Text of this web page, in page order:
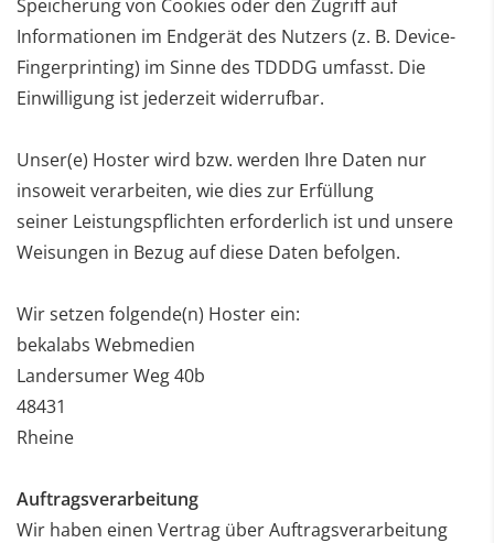
Speicherungvon Cookies oder den Zugriff auf
Informationen im Endgerät des Nutzers (z. B. Device-
Fingerprinting) im Sinne des TDDDG umfasst. Die
Einwilligung ist jederzeit widerrufbar.
Unser(e) Hoster wird bzw. werden Ihre Daten nur
insoweit verarbeiten, wie dies zur Erfüllung
seiner Leistungspflichten erforderlich ist und unsere
Weisungen in Bezug auf diese Daten befolgen.
Wir setzen folgende(n) Hoster ein:
bekalabs Webmedien
Landersumer Weg 40b
48431
Rheine
Auftragsverarbeitung
Wir haben einen Vertrag über Auftragsverarbeitung